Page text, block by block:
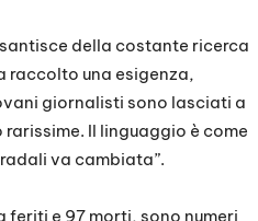
della costante ricerca
raccolto una esigenza,
giornalisti sono lasciati a
Il linguaggio è come
va cambiata”.
feriti e 97 morti, sono numeri